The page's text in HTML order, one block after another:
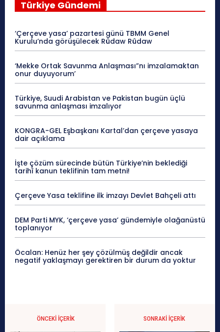
Türkiye Gündemi
‘Çerçeve yasa’ pazartesi günü TBMM Genel
Kurulu’nda görüşülecek Rûdaw Rûdaw
‘Mekke Ortak Savunma Anlaşması”nı imzalamaktan
onur duyuyorum’
Türkiye, Suudi Arabistan ve Pakistan bugün üçlü
savunma anlaşması imzalıyor
KONGRA-GEL Eşbaşkanı Kartal’dan çerçeve yasaya
dair açıklama
İşte çözüm sürecinde bütün Türkiye’nin beklediği
tarihî kanun teklifinin tam metni!
Çerçeve Yasa teklifine ilk imzayı Devlet Bahçeli attı
DEM Parti MYK, ‘çerçeve yasa’ gündemiyle olağanüstü
toplanıyor
Öcalan: Henüz her şey çözülmüş değildir ancak
negatif yaklaşmayı gerektiren bir durum da yoktur
ÖNCEKI İÇERIK SONRAKI İÇERIK